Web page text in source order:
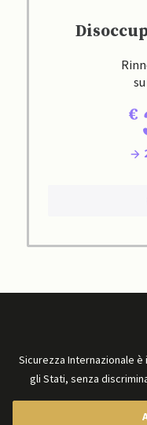
Sicurezza Internazionale
gli Stati, senza